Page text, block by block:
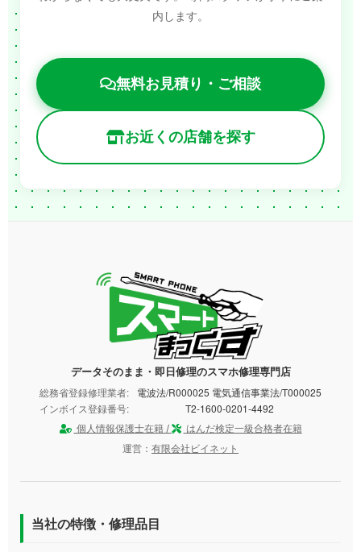
内します。
無料お見積り・ご相談
お近くの店舗を探す
データそのまま・即日修理のスマホ修理専門店
総務省登録修理業者:
電波法/R000025 電気通信事業法/T000025
インボイス登録番号:
T2-1600-0201-4492
個人情報保護士在籍 /
はんだ検定一級合格者在籍
運営： 有限会社ビイネット
当社の特徴・修理品目